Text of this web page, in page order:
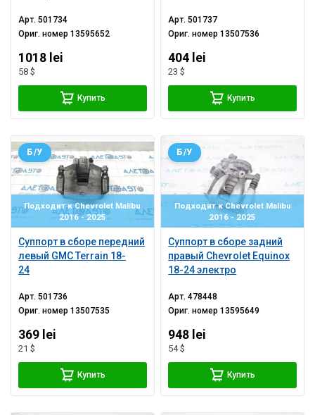
Арт.501734
Ориг. номер13595652
1018 lei
58 $
Купить
Арт.501737
Ориг. номер13507536
404 lei
23 $
Купить
Подходит к Chevrolet Malibu
2016 - 2025
Суппорт в сборе передний
левый GMC Terrain 18-
24
Б/У
Арт.501736
Ориг. номер13507535
369 lei
21 $
Купить
Подходит к Chevrolet Malibu
2016 - 2025
Суппорт в сборе задний
правый Chevrolet Equinox
18-24 электро
Б/У
Арт.478448
Ориг. номер13595649
948 lei
54 $
Купить